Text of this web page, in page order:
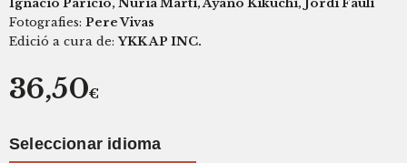
Ignacio Paricio, Núria Martí, Ayano Kikuchi, Jordi Faulí
Fotografies: Pere Vivas
Edició a cura de:YKK AP INC.
36,50€
Seleccionar idioma